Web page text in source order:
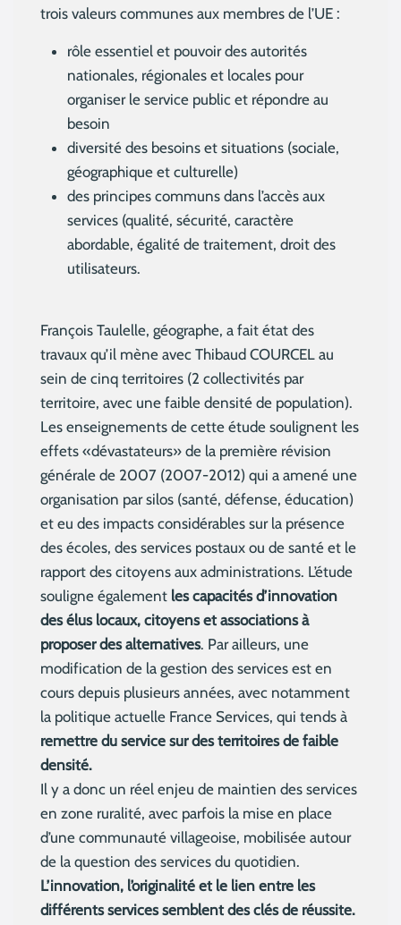
trois valeurs communes aux membres de l’UE :
rôle essentiel et pouvoir des autorités
nationales, régionales et locales pour
organiser le service public et répondre au
besoin
diversité des besoins et situations (sociale,
géographique et culturelle)
des principes communs dans l’accès aux
services (qualité, sécurité, caractère
abordable, égalité de traitement, droit des
utilisateurs.
François Taulelle, géographe, a fait état des
travaux qu’il mène avec Thibaud COURCEL au
sein de cinq territoires (2 collectivités par
territoire, avec une faible densité de population).
Les enseignements de cette étude soulignent les
effets «dévastateurs» de la première révision
générale de 2007 (2007-2012) qui a amené une
organisation par silos (santé, défense, éducation)
et eu des impacts considérables sur la présence
des écoles, des services postaux ou de santé et le
rapport des citoyens aux administrations. L’étude
souligne également les capacités d’innovation
des élus locaux, citoyens et associations à
proposer des alternatives. Par ailleurs, une
modification de la gestion des services est en
cours depuis plusieurs années, avec notamment
la politique actuelle France Services, qui tends à
remettre du service sur des territoires de faible
densité.
Il y a donc un réel enjeu de maintien des services
en zone ruralité, avec parfois la mise en place
d’une communauté villageoise, mobilisée autour
de la question des services du quotidien.
L’innovation, l’originalité et le lien entre les
différents services semblent des clés de réussite.